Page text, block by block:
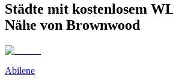
Städte mit kostenlosem
Nähe von Brownwood
Abilene